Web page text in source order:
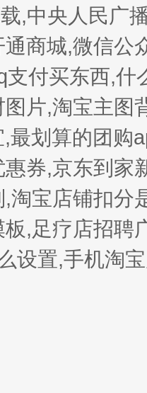
,中央人民广
商城,微信公
付买东西,什
片,淘宝主图
最划算的团购
券,京东到家
淘宝店铺扣分
,足疗店招聘
设置,手机淘